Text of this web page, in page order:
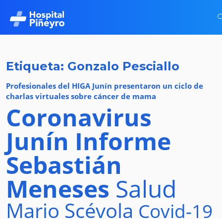
Etiqueta: Gonzalo Pesciallo
Profesionales del HIGA Junín presentaron un ciclo de
charlas virtuales sobre cáncer de mama
Coronavirus
Junín Informe
Sebastián
Meneses Salud
Mario Scévola Covid-19